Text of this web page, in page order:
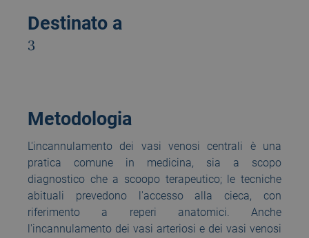
Destinato a
3
Metodologia
L'incannulamento dei vasi venosi centrali è una
pratica comune in medicina, sia a scopo
diagnostico che a scoopo terapeutico; le tecniche
abituali prevedono l'accesso alla cieca, con
riferimento a reperi anatomici. Anche
l'incannulamento dei vasi arteriosi e dei vasi venosi